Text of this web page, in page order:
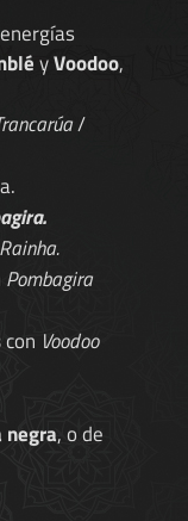
yVoodoo,
/
Pombagira
con Voodoo
negra, o de